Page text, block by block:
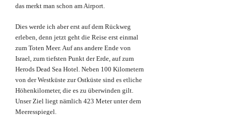
das merkt man schon am Airport.
Dies werde ich aber erst auf dem Rückweg
erleben, denn jetzt geht die Reise erst einmal
zum Toten Meer. Auf ans andere Ende von
Israel, zum tiefsten Punkt der Erde, auf zum
Herods Dead Sea Hotel. Neben 100 Kilometern
von der Westküste zur Ostküste sind es etliche
Höhenkilometer, die es zu überwinden gilt.
Unser Ziel liegt nämlich 423 Meter unter dem
Meeresspiegel.